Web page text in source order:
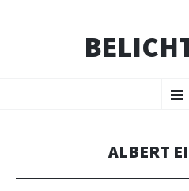
ALBERT